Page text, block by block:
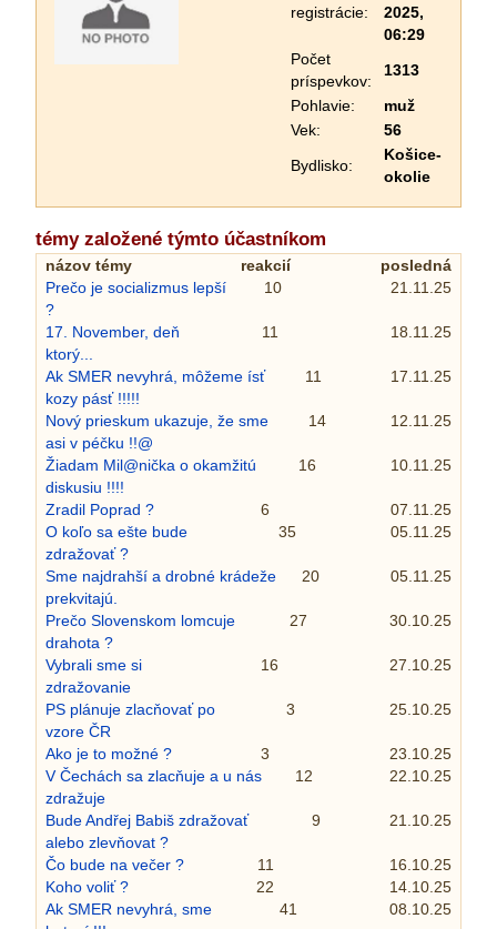
registrácie:
2025,
06:29
Počet
príspevkov:
1313
Pohlavie:
muž
Vek:
56
Bydlisko:
Košice-
okolie
témy založené týmto účastníkom
názov témy reakcií
posledná
Prečo je socializmus lepší
?
10 21.11.25
17. November, deň
ktorý...
11 18.11.25
Ak SMER nevyhrá, môžeme ísť
kozy pásť !!!!!
11 17.11.25
Nový prieskum ukazuje, že sme
asi v péčku !!@
14 12.11.25
Žiadam Mil@nička o okamžitú
diskusiu !!!!
16 10.11.25
Zradil Poprad ? 6
07.11.25
O koľo sa ešte bude
zdražovať ?
35 05.11.25
Sme najdrahší a drobné krádeže
prekvitajú.
20 05.11.25
Prečo Slovenskom lomcuje
drahota ?
27 30.10.25
Vybrali sme si
zdražovanie
16 27.10.25
PS plánuje zlacňovať po
vzore ČR
3 25.10.25
Ako je to možné ? 3
23.10.25
V Čechách sa zlacňuje a u nás
zdražuje
12 22.10.25
Bude Andřej Babiš zdražovať
alebo zlevňovat ?
9 21.10.25
Čo bude na večer ? 11
16.10.25
Koho voliť ?
22
14.10.25
Ak SMER nevyhrá, sme
41 08.10.25